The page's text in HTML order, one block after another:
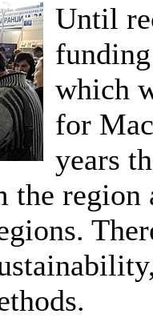
Until
which
for
years
region